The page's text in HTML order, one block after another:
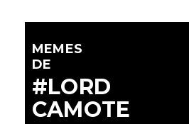
MEMES
DE
#LORD
CAMOTE